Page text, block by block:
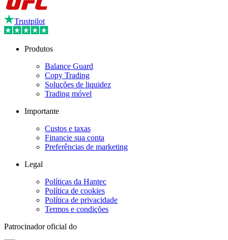
Trustpilot
Produtos
Balance Guard
Copy Trading
Soluções de liquidez
Trading móvel
Importante
Custos e taxas
Financie sua conta
Preferências de marketing
Legal
Políticas da Hantec
Política de cookies
Política de privacidade
Termos e condições
Patrocinador oficial do